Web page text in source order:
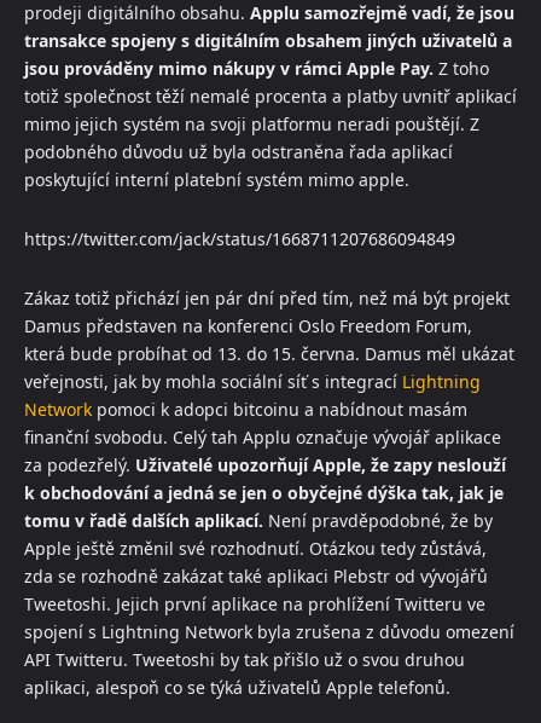
prodeji digitálního obsahu. Applu samozřejmě vadí, že jsou
transakce spojeny s digitálním obsahem jiných uživatelů a
jsou prováděny mimo nákupy v rámci Apple Pay. Z toho
totiž společnost těží nemalé procenta a platby uvnitř aplikací
mimo jejich systém na svoji platformu neradi pouštějí. Z
podobného důvodu už byla odstraněna řada aplikací
poskytující interní platební systém mimo apple.
https://twitter.com/jack/status/1668711207686094849
Zákaz totiž přichází jen pár dní před tím, než má být projekt
Damus představen na konferenci Oslo Freedom Forum,
která bude probíhat od 13. do 15. června. Damus měl ukázat
veřejnosti, jak by mohla sociální síť s integrací Lightning
Network pomoci k adopci bitcoinu a nabídnout masám
finanční svobodu. Celý tah Applu označuje vývojář aplikace
za podezřelý. Uživatelé upozorňují Apple, že zapy neslouží
k obchodování a jedná se jen o obyčejné dýška tak, jak je
tomu v řadě dalších aplikací. Není pravděpodobné, že by
Apple ještě změnil své rozhodnutí. Otázkou tedy zůstává,
zda se rozhodně zakázat také aplikaci Plebstr od vývojářů
Tweetoshi. Jejich první aplikace na prohlížení Twitteru ve
spojení s Lightning Network byla zrušena z důvodu omezení
API Twitteru. Tweetoshi by tak přišlo už o svou druhou
aplikaci, alespoň co se týká uživatelů Apple telefonů.